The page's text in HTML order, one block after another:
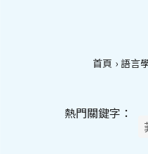
首頁 語言
熱門關鍵字：